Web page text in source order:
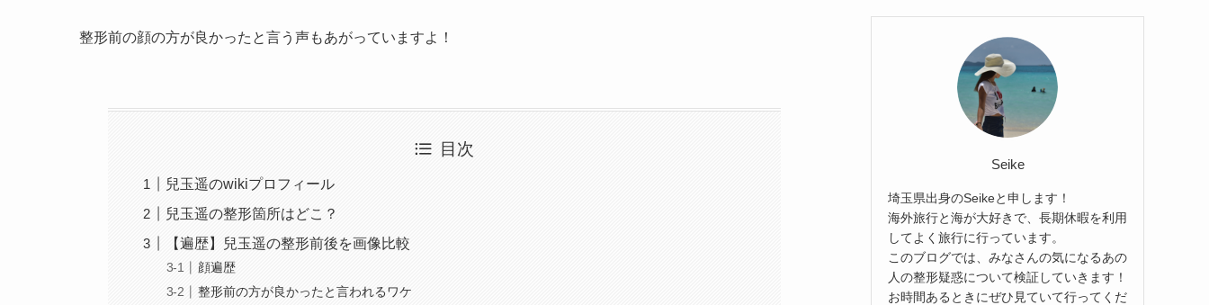
整形前の顔の方が良かったと言う声もあがっていますよ！
目次
兒玉遥のwikiプロフィール
兒玉遥の整形箇所はどこ？
【遍歴】兒玉遥の整形前後を画像比較
顔遍歴
整形前の方が良かったと言われるワケ
Seike
埼玉県出身のSeikeと申します！
海外旅行と海が大好きで、長期休暇を利用
してよく旅行に行っています。
このブログでは、みなさんの気になるあの
人の整形疑惑について検証していきます！
お時間あるときにぜひ見ていて行ってくだ